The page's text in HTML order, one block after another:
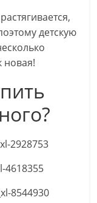
детскую
новая!